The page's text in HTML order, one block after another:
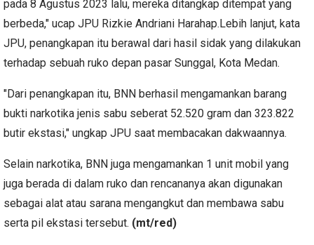
pada 8 Agustus 2023 lalu, mereka ditangkap ditempat yang
berbeda," ucap JPU Rizkie Andriani Harahap.Lebih lanjut, kata
JPU, penangkapan itu berawal dari hasil sidak yang dilakukan
terhadap sebuah ruko depan pasar Sunggal, Kota Medan.
"Dari penangkapan itu, BNN berhasil mengamankan barang
bukti narkotika jenis sabu seberat 52.520 gram dan 323.822
butir ekstasi," ungkap JPU saat membacakan dakwaannya.
Selain narkotika, BNN juga mengamankan 1 unit mobil yang
juga berada di dalam ruko dan rencananya akan digunakan
sebagai alat atau sarana mengangkut dan membawa sabu
serta pil ekstasi tersebut. (mt/red)